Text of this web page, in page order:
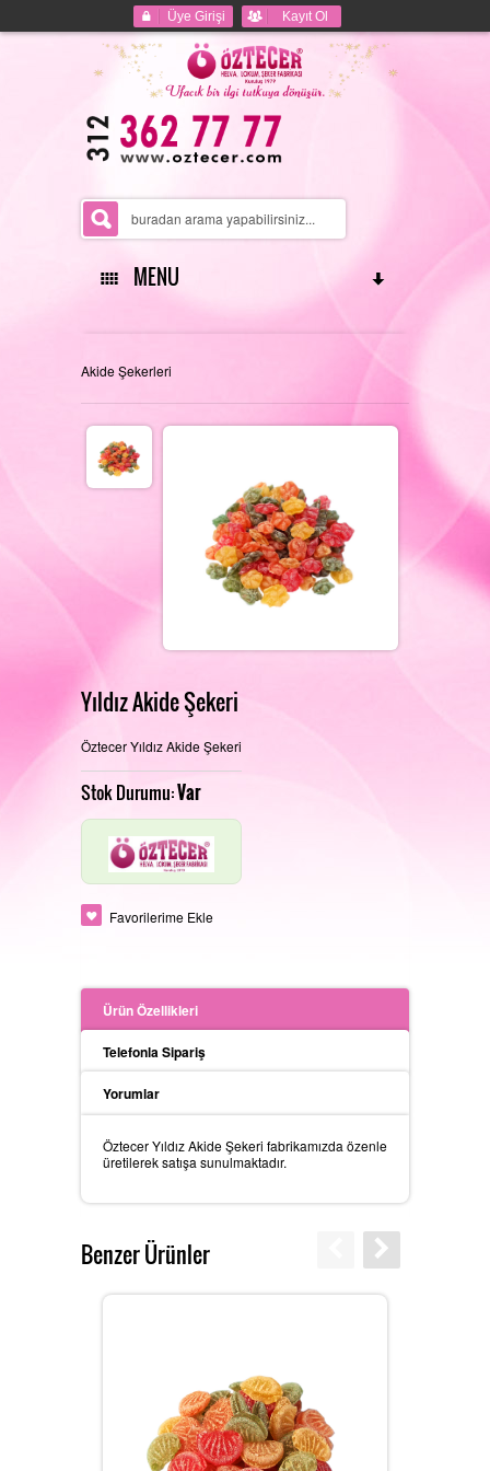
Üye Girişi Kayıt Ol
MENU
ANASAYFA
HAKKIMIZDA
REFERANSLARIMIZ
FOTOĞRAF GALERISI
PERAKENDE SATIŞ MAĞAZAMIZ
ÜRETIM ALANLARIMIZ
İLETIŞIM
Akide Şekerleri
Yıldız Akide Şekeri
Öztecer Yıldız Akide Şekeri
Stok Durumu:Var
Favorilerime Ekle
Ürün Özellikleri
Telefonla Sipariş
Yorumlar
Öztecer Yıldız Akide Şekeri fabrikamızda özenle
üretilerek satışa sunulmaktadır.
Benzer Ürünler